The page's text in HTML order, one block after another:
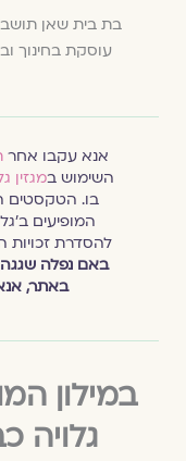
בת בית שאן
עוסקת בחינוך
אנא עקבו אחר
השימוש במגזין
בו. הטקסטים
המופיעים
להסדרת זכויות
באם נפלה
באתר,
במילון
גלויה